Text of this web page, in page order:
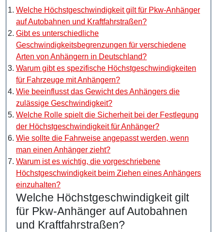
Welche Höchstgeschwindigkeit gilt für Pkw-Anhänger
auf Autobahnen und Kraftfahrstraßen?
Gibt es unterschiedliche
Geschwindigkeitsbegrenzungen für verschiedene
Arten von Anhängern in Deutschland?
Warum gibt es spezifische Höchstgeschwindigkeiten
für Fahrzeuge mit Anhängern?
Wie beeinflusst das Gewicht des Anhängers die
zulässige Geschwindigkeit?
Welche Rolle spielt die Sicherheit bei der Festlegung
der Höchstgeschwindigkeit für Anhänger?
Wie sollte die Fahrweise angepasst werden, wenn
man einen Anhänger zieht?
Warum ist es wichtig, die vorgeschriebene
Höchstgeschwindigkeit beim Ziehen eines Anhängers
einzuhalten?
Welche Höchstgeschwindigkeit gilt
für Pkw-Anhänger auf Autobahnen
und Kraftfahrstraßen?